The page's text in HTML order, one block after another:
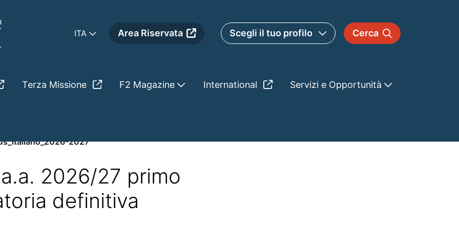
Cerca
Area Riservata Scegli il tuo profilo
ITA
Terza Missione F2 Magazine International Servizi e Opportunità
2027
2026/27 primo
definitiva